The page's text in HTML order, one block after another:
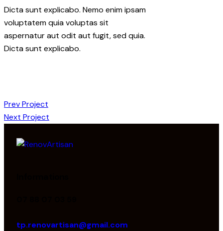
Dicta sunt explicabo. Nemo enim ipsam
voluptatem quia voluptas sit
aspernatur aut odit aut fugit, sed quia.
Dicta sunt explicabo.
Prev Project
Next Project
tp.renovartisan@gmail.com